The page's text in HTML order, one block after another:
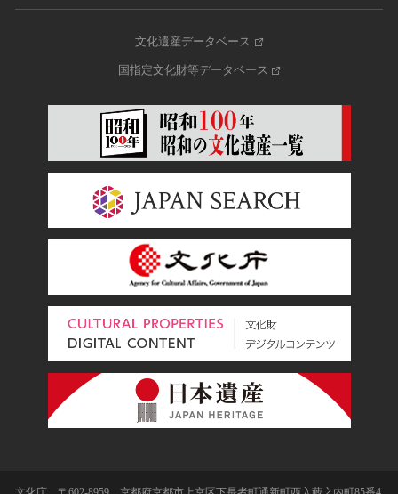
文化遺産データベース
国指定文化財等データベース